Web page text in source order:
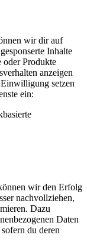
wir dir auf
Inhalte
oder Produkte
anzeigen
setzen
ein:
wir den Erfolg
nachvollziehen,
Dazu
Daten
du deren